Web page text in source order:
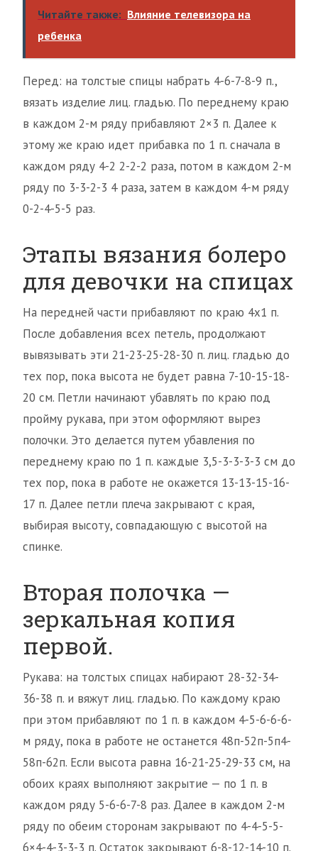
Читайте также: Влияние телевизора на
ребенка
Перед: на толстые спицы набрать 4-6-7-8-9 п.,
вязать изделие лиц. гладью. По переднему краю
в каждом 2-м ряду прибавляют 2×3 п. Далее к
этому же краю идет прибавка по 1 п. сначала в
каждом ряду 4-2 2-2-2 раза, потом в каждом 2-м
ряду по 3-3-2-3 4 раза, затем в каждом 4-м ряду
0-2-4-5-5 раз.
Этапы вязания болеро
для девочки на спицах
На передней части прибавляют по краю 4х1 п.
После добавления всех петель, продолжают
вывязывать эти 21-23-25-28-30 п. лиц. гладью до
тех пор, пока высота не будет равна 7-10-15-18-
20 см. Петли начинают убавлять по краю под
пройму рукава, при этом оформляют вырез
полочки. Это делается путем убавления по
переднему краю по 1 п. каждые 3,5-3-3-3-3 см до
тех пор, пока в работе не окажется 13-13-15-16-
17 п. Далее петли плеча закрывают с края,
выбирая высоту, совпадающую с высотой на
спинке.
Вторая полочка —
зеркальная копия
первой.
Рукава: на толстых спицах набирают 28-32-34-
36-38 п. и вяжут лиц. гладью. По каждому краю
при этом прибавляют по 1 п. в каждом 4-5-6-6-6-
м ряду, пока в работе не останется 48п-52п-5п4-
58п-62п. Если высота равна 16-21-25-29-33 см, на
обоих краях выполняют закрытие — по 1 п. в
каждом ряду 5-6-6-7-8 раз. Далее в каждом 2-м
ряду по обеим сторонам закрывают по 4-4-5-5-
6×4-4-3-3-3 п. Остаток закрывают 6-8-12-14-10 п.